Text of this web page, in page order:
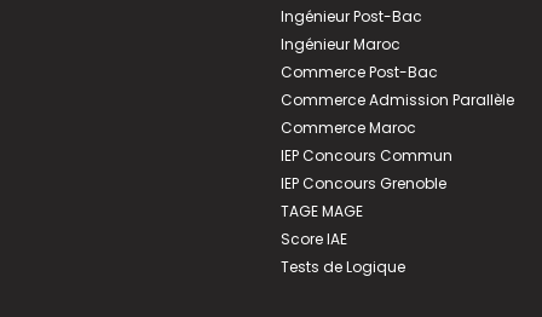
Ingénieur Post-Bac
Ingénieur Maroc
Commerce Post-Bac
Commerce Admission Parallèle
Commerce Maroc
IEP Concours Commun
IEP Concours Grenoble
TAGE MAGE
Score IAE
Tests de Logique